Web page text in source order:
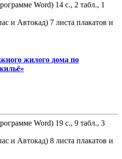
Word) 14 с., 2 табл., 1
и Автокад) 7 листа плакатов и
жилого дома по
Word) 19 с., 9 табл., 3
и Автокад) 8 листа плакатов и